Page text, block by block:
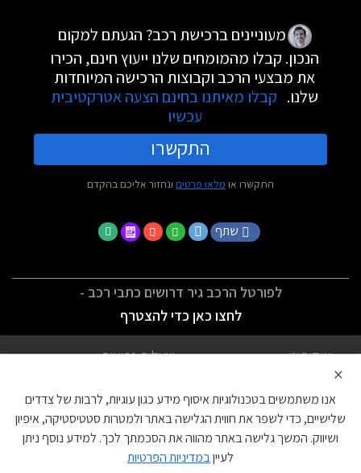
מעוניינים ברכישת רכב? הגעתם למקום
הנכון. קבלו מהמומחים שלנו ייעוץ חינם, הכירו
את מבצעי הרכב וקבוצות הרכישה המיוחדות
שלנו. קבלו מאיתנו בחינם הצעה אטרקטיבית
עכשיו
התקשרו
התקשרו או מלאו פרטים ונחזור אליכם בהקדם
שתף
לפורטל הרכב גיר דרושים כתבי רכב -
לחצו כאן כדי להצטרף
אודותינו
שאלות נפוצות
הצהרת נגישות
צור קשר
עוגיות
×
אנו משתמשים בטכנולוגיות איסוף מידע כגון עוגיות, לרבות של צדדים
שלישיים, כדי לשפר את חווית הגלישה באתר ולמטרות סטטיסטיקה, איפיון
ושיווק. המשך גלישה באתר מהווה את הסכמתך לכך. למידע נוסף ניתן
לעייןבמדיניות הפרטיות